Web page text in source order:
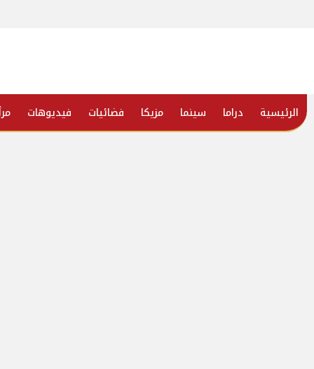
الرئيسية دراما سينما مزيكا فضائيات فيديوهات